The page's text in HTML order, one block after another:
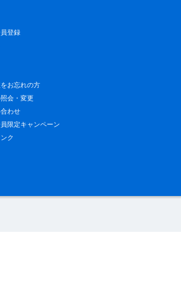
登録
お忘れの方
会・変更
わせ
限定キャンペーン
ク